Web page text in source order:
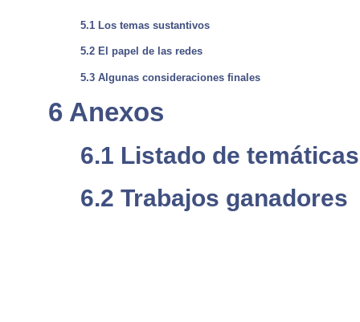
5.1 Los temas sustantivos
5.2 El papel de las redes
5.3 Algunas consideraciones finales
6 Anexos
6.1 Listado de
6.2 Trabajos ganadores